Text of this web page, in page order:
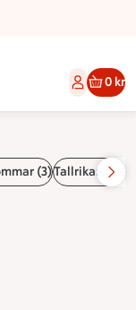
0 kr
(3)Tallrikar (1)